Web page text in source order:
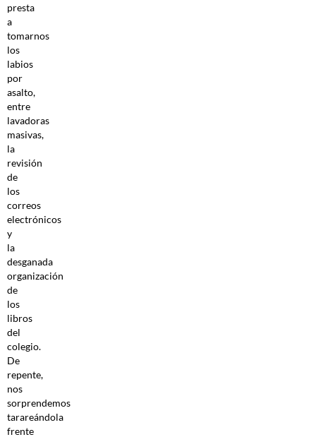
presta
a
tomarnos
los
labios
por
asalto,
entre
lavadoras
masivas,
la
revisión
de
los
correos
electrónicos
y
la
desganada
organización
de
los
libros
del
colegio.
De
repente,
nos
sorprendemos
tarareándola
frente